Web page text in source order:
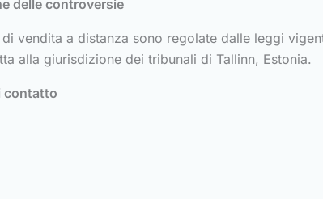
delle controversie
vendita a distanza sono regolate dalle leggi
alla giurisdizione dei tribunali di Tallinn, Estonia.
contatto